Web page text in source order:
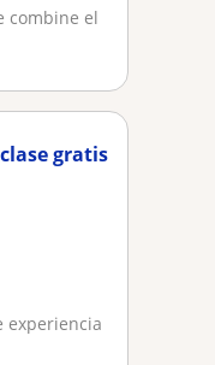
combine el
gratis
experiencia